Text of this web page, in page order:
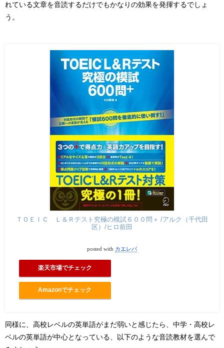
れている文章を音読するだけでもかなりの効果を発揮するでしょ
う。
ＴＯＥＩＣ Ｌ＆Ｒテスト究極の模試６００問＋ /アルク（千代田
区）/ヒロ前田
posted with カエレバ
楽天市場でチェック
Amazonでチェック
同様に、高校レベルの英単語がまだ弱いと感じたら、中学・高校レ
ベルの英単語が中心となっている、以下のような音読教材を選んで